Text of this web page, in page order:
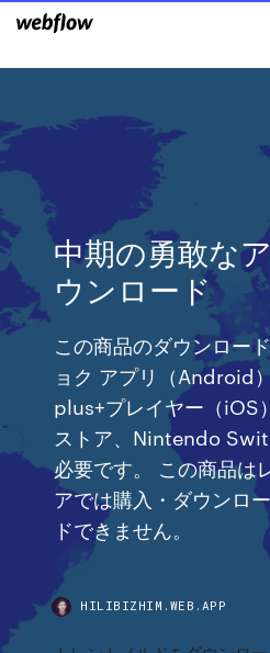
中期の勇敢な
ウンロード
この商品のダウンロー
ョク アプリ（Android
plus+プレイヤー（iOS
ストア、Nintendo
必要です。 この商品は
アでは購入・ダウンロ
ドできません。
HILIBIZHIM.WEB.APP